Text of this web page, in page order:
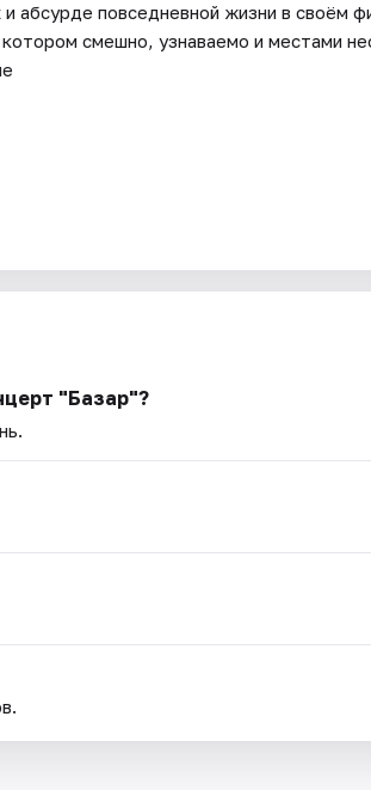
абсурде повседневной жизни в своём
смешно, узнаваемо и местами
"Базар"?